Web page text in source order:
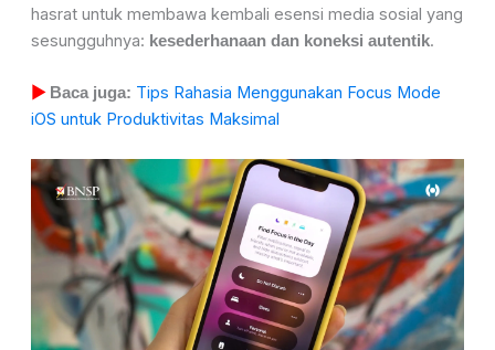
hasrat untuk membawa kembali esensi media sosial yang
sesungguhnya: kesederhanaan dan koneksi autentik.
▶Baca juga: Tips Rahasia Menggunakan Focus Mode
iOS untuk Produktivitas Maksimal